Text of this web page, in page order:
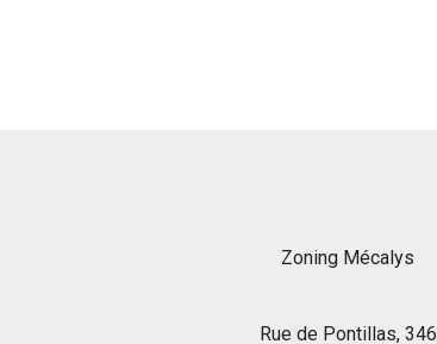
Zoning Mécalys
Rue de Pontillas, 346